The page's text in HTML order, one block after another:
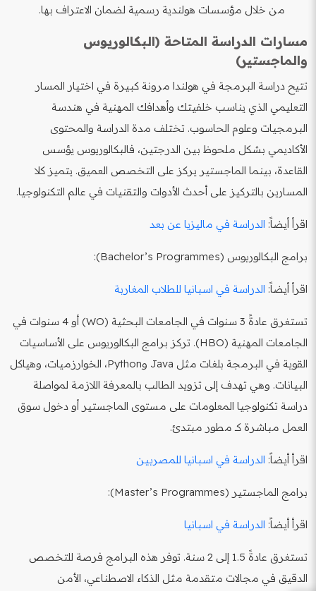
من خلال مؤسسات هولندية رسمية لضمان الاعتراف بها.
مسارات الدراسة المتاحة (البكالوريوس
والماجستير)
تتيح دراسة البرمجة في هولندا مرونة كبيرة في اختيار المسار
التعليمي الذي يناسب خلفيتك وأهدافك المهنية في هندسة
البرمجيات وعلوم الحاسوب. تختلف مدة الدراسة والمحتوى
الأكاديمي بشكل ملحوظ بين الدرجتين، فالبكالوريوس يؤسس
القاعدة، بينما الماجستير يركز على التخصص العميق. يتميز كلا
المسارين بالتركيز على أحدث الأدوات والتقنيات في عالم التكنولوجيا.
اقرأ أيضاً: الدراسة في ماليزيا عن بعد
برامج البكالوريوس (Bachelor’s Programmes):
اقرأ أيضاً: الدراسة في اسبانيا للطلاب المغاربة
تستغرق عادةً 3 سنوات في الجامعات البحثية (WO) أو 4 سنوات في
الجامعات المهنية (HBO). تركز برامج البكالوريوس على الأساسيات
القوية في البرمجة بلغات مثل Java وPython، الخوارزميات، وهياكل
البيانات. وهي تهدف إلى تزويد الطالب بالمعرفة اللازمة لمواصلة
دراسة تكنولوجيا المعلومات على مستوى الماجستير أو دخول سوق
العمل مباشرة كـ مطور مبتدئ.
اقرأ أيضاً: الدراسة في اسبانيا للمصريين
برامج الماجستير (Master’s Programmes):
اقرأ أيضاً: الدراسة في اسبانيا
تستغرق عادةً 1.5 إلى 2 سنة. توفر هذه البرامج فرصة للتخصص
الدقيق في مجالات متقدمة مثل الذكاء الاصطناعي، الأمن